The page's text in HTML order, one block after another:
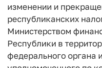
изменении и
республиканских
Министерством
Республики в
федерального органа